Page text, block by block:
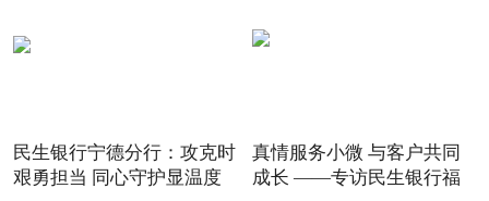
民生银行宁德分行：攻克时
艰勇担当 同心守护显温度
真情服务小微 与客户共同
成长 ——专访民生银行福